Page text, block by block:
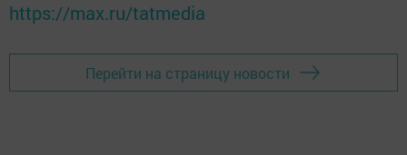
https://max.ru/tatmedia
Перейти на страницу новости